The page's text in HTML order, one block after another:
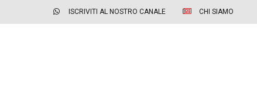
ISCRIVITI AL NOSTRO CANALE CHI SIAMO